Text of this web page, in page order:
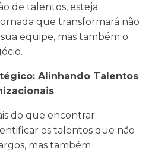
de talentos, esteja
que transformará não
equipe, mas também o
Alinhando Talentos
do que encontrar
os talentos que não
mas também